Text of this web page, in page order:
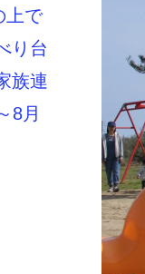
上で
り台
族連
8月